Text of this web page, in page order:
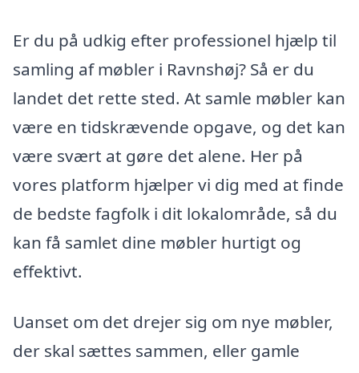
Er du på udkig efter professionel hjælp til
samling af møbler i Ravnshøj? Så er du
landet det rette sted. At samle møbler kan
være en tidskrævende opgave, og det kan
være svært at gøre det alene. Her på
vores platform hjælper vi dig med at finde
de bedste fagfolk i dit lokalområde, så du
kan få samlet dine møbler hurtigt og
effektivt.
Uanset om det drejer sig om nye møbler,
der skal sættes sammen, eller gamle